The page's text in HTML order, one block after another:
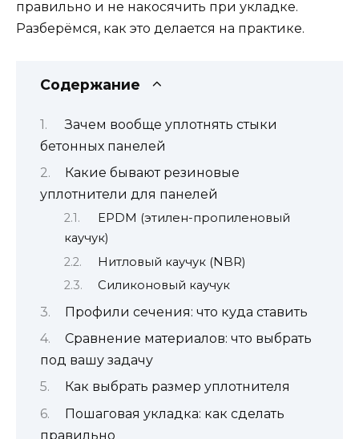
правильно и не накосячить при укладке.
Разберёмся, как это делается на практике.
Содержание
Зачем вообще уплотнять стыки
бетонных панелей
Какие бывают резиновые
уплотнители для панелей
EPDM (этилен-пропиленовый
каучук)
Нитловый каучук (NBR)
Силиконовый каучук
Профили сечения: что куда ставить
Сравнение материалов: что выбрать
под вашу задачу
Как выбрать размер уплотнителя
Пошаговая укладка: как сделать
правильно